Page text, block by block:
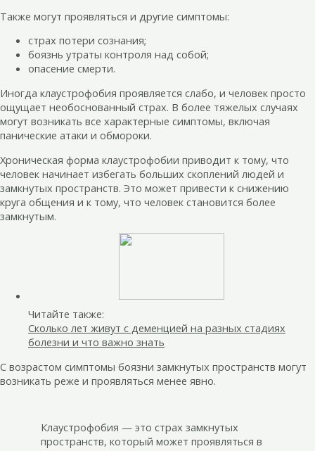
Также могут проявляться и другие симптомы:
страх потери сознания;
боязнь утраты контроля над собой;
опасение смерти.
Иногда клаустрофобия проявляется слабо, и человек просто
ощущает необоснованный страх. В более тяжелых случаях
могут возникать все характерные симптомы, включая
панические атаки и обмороки.
Хроническая форма клаустрофобии приводит к тому, что
человек начинает избегать больших скоплений людей и
замкнутых пространств. Это может привести к снижению
круга общения и к тому, что человек становится более
замкнутым.
Читайте также:
Сколько лет живут с деменцией на разных стадиях
болезни и что важно знать
С возрастом симптомы боязни замкнутых пространств могут
возникать реже и проявляться менее явно.
Клаустрофобия — это страх замкнутых
пространств, который может проявляться в